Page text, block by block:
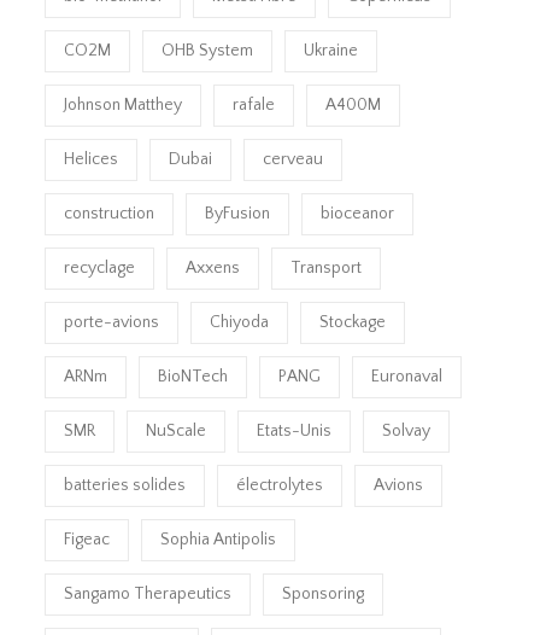
CO2M OHB System Ukraine
Johnson Matthey rafale A400M
Helices Dubai cerveau
construction ByFusion bioceanor
recyclage Axxens Transport
porte-avions Chiyoda Stockage
ARNm BioNTech PANG Euronaval
SMR NuScale Etats-Unis Solvay
batteries solides électrolytes Avions
Figeac Sophia Antipolis
Sangamo Therapeutics Sponsoring